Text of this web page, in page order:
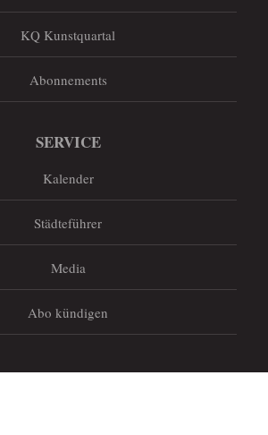
KQ Kunstquartal
Abonnements
SERVICE
Kalender
Städteführer
Media
Abo kündigen